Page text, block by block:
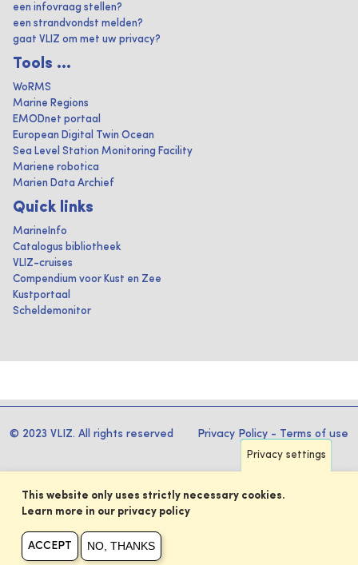
een infovraag stellen?
een strandvondst melden?
gaat VLIZ om met uw privacy?
Tools ...
WoRMS
Marine Regions
EMODnet portaal
European Digital Twin Ocean
Sea Level Station Monitoring Facility
Mariene robotica
Marien Data Archief
Quick links
MarineInfo
Catalogus bibliotheek
VLIZ-cruises
Compendium voor Kust en Zee
Kustportaal
Scheldemonitor
© 2023 VLIZ. All rights reserved Privacy Policy - Terms of use
Privacy settings
This website only uses strictly necessary cookies.
Learn more in our privacy policy
ACCEPT NO, THANKS